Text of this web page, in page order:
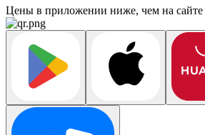
Цены в приложении ниже, чем на сайте